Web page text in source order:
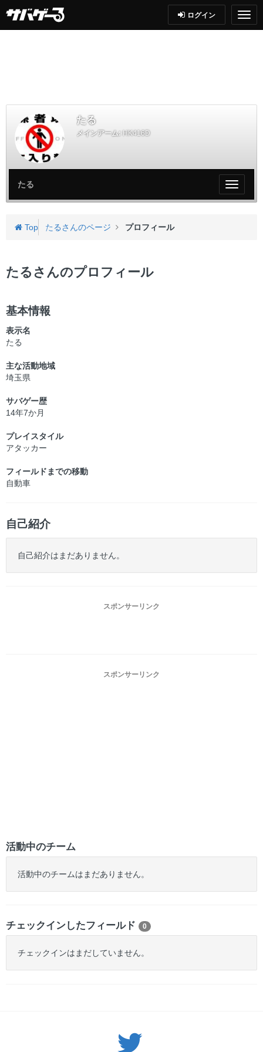
ログイン
たる
メインアーム: HK416D
My
ペ
たる
Top たるさんのページ プロフィール
たるさんのプロフィール
基本情報
表示名
たる
主な活動地域
埼玉県
サバゲー歴
14年7か月
プレイスタイル
アタッカー
フィールドまでの移動
自動車
自己紹介
自己紹介はまだありません。
スポンサーリンク
スポンサーリンク
活動中のチーム
活動中のチームはまだありません。
チェックインしたフィールド 0
チェックインはまだしていません。